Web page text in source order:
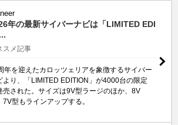
年の最新サイバーナビは「LIMITED EDI
スメ記事
年を迎えたカロッツェリアを象徴するサイバー
より、「LIMITED EDITION」が4000台の限定
売された。サイズは9V型ラージのほか、8V
7V型もラインアップする。